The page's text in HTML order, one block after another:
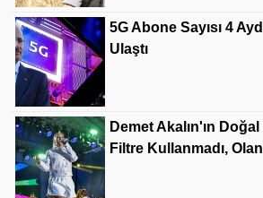
5G Abone Sayısı 4
Ulaştı
Demet Akalın'ın
Filtre Kullanmadı,